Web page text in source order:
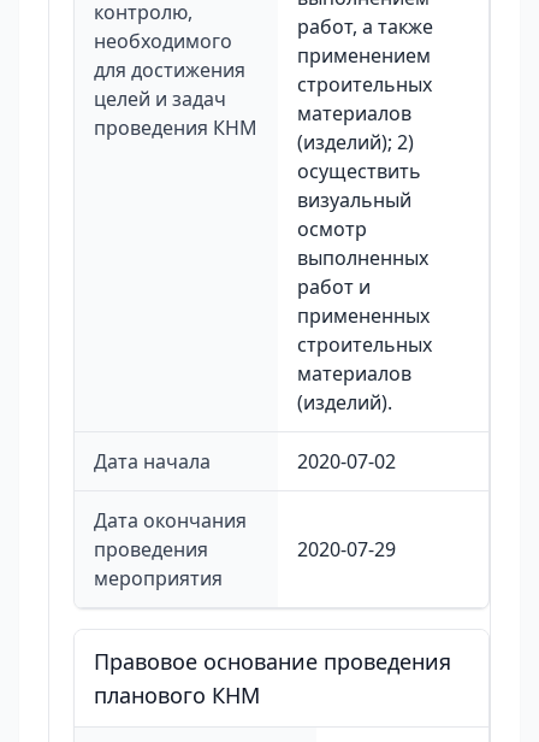
контролю,
необходимого
для достижения
целей и задач
проведения КНМ
работ, а также
применением
строительных
материалов
(изделий); 2)
осуществить
визуальный
осмотр
выполненных
работ и
примененных
строительных
материалов
(изделий).
Дата начала 2020-07-02
Дата окончания
проведения
мероприятия
2020-07-29
Правовое основание проведения
планового КНМ